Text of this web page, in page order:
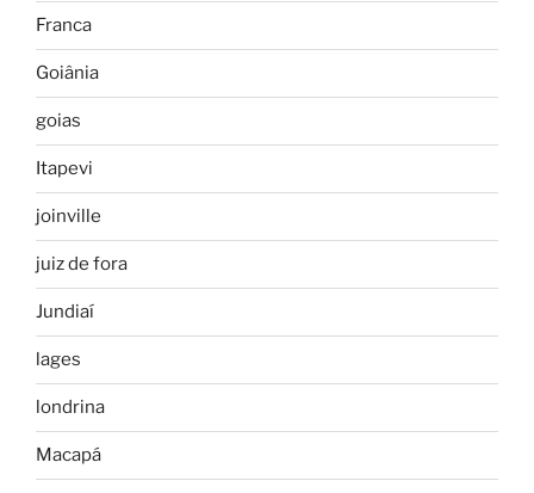
Franca
Goiânia
goias
Itapevi
joinville
juiz de fora
Jundiaí
lages
londrina
Macapá